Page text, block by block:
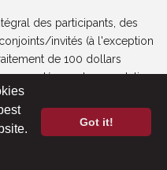
des participants, des
invités (à l'exception
de 100 dollars
accordé pour les annulations
avant le premier jour de la
prévu pour les annulations
de la conférence. Les
pas à la conférence sans en
Got it!